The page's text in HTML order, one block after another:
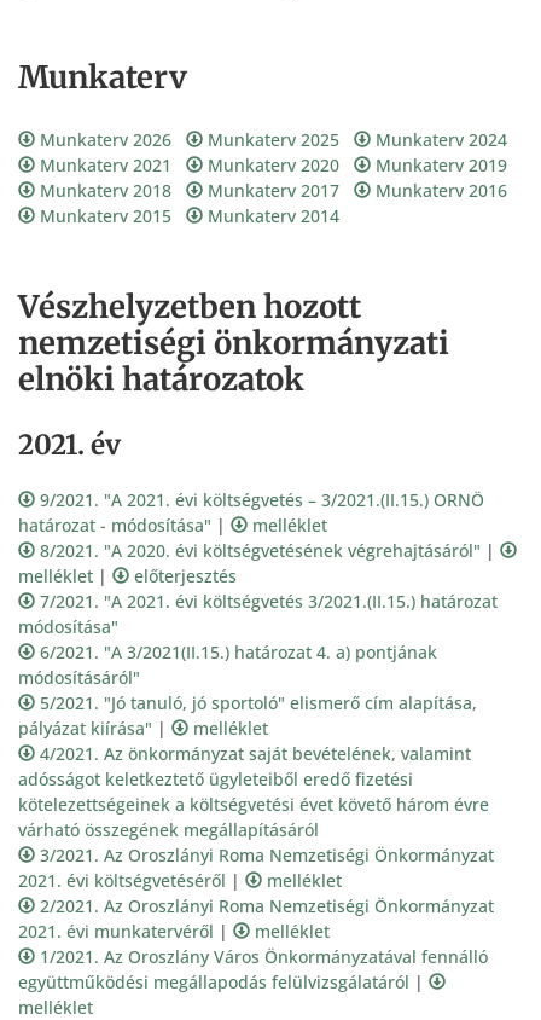
Munkaterv
Munkaterv 2026 Munkaterv 2025
Munkaterv 2024
Munkaterv 2021
Munkaterv 2020
Munkaterv 2019
Munkaterv 2018
Munkaterv 2017
Munkaterv 2016
Munkaterv 2015
Munkaterv 2014
Vészhelyzetben hozott
nemzetiségi önkormányzati
elnöki határozatok
2021. év
9/2021. "A 2021. évi költségvetés – 3/2021.(II.15.) ORNÖ
határozat - módosítása" |
melléklet
8/2021. "A 2020. évi költségvetésének végrehajtásáról" |
melléklet |
előterjesztés
7/2021. "A 2021. évi költségvetés 3/2021.(II.15.) határozat
módosítása"
6/2021. "A 3/2021(II.15.) határozat 4. a) pontjának
módosításáról"
5/2021. "Jó tanuló, jó sportoló" elismerő cím alapítása,
pályázat kiírása" |
melléklet
4/2021. Az önkormányzat saját bevételének, valamint
adósságot keletkeztető ügyleteiből eredő fizetési
kötelezettségeinek a költségvetési évet követő három évre
várható összegének megállapításáról
3/2021. Az Oroszlányi Roma Nemzetiségi Önkormányzat
2021. évi költségvetéséről |
melléklet
2/2021. Az Oroszlányi Roma Nemzetiségi Önkormányzat
2021. évi munkatervéről |
melléklet
1/2021. Az Oroszlány Város Önkormányzatával fennálló
együttműködési megállapodás felülvizsgálatáról |
melléklet